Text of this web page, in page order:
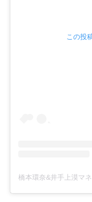
この投
橋本環奈&井手上漠マ